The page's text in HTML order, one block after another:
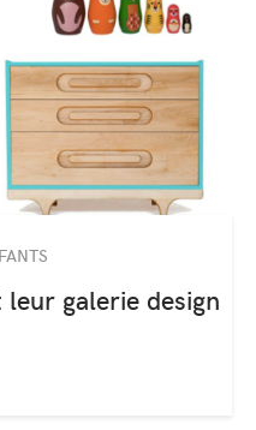
galerie design